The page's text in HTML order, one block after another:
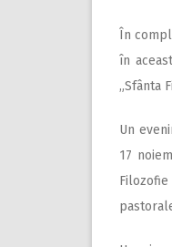
În
în
„Sfânta
Un
17
Filozofie